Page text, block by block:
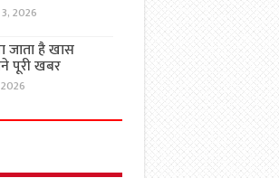
2026
जाता है खास
पूरी खबर